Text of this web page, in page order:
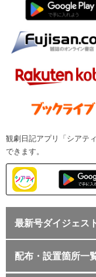
観劇日記アプリ「シアテ
できます。
最新号ダイジェス
配布・設置箇所一